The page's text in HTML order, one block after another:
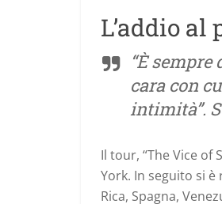
L’addio
“È
cara con
intimità”.
Il tour, “The Vice of
York. In seguito si
Rica, Spagna,